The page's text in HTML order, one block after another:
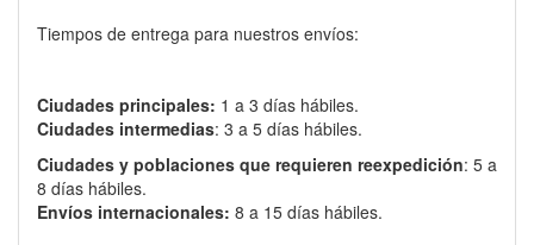
Tiempos de entrega para nuestros envíos:
Ciudades principales: 1 a 3 días hábiles.
Ciudades intermedias: 3 a 5 días hábiles.
Ciudades y poblaciones que requieren reexpedición: 5 a
8 días hábiles.
Envíos internacionales: 8 a 15 días hábiles.